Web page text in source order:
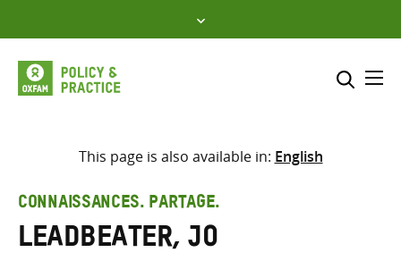
to
content
Sélectionner l’emplacement
Saisir
les
termes
This page is also available in: English
CONNAISSANCES. PARTAGE.
Leadbeater, Jo